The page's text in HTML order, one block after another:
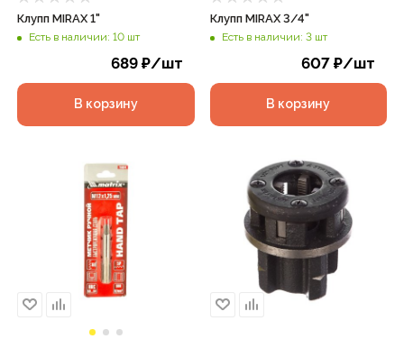
Клупп MIRAX 1"
Есть в наличии: 10 шт
689₽/шт
В корзину
Клупп MIRAX 3/4"
Есть в наличии: 3 шт
607 ₽/шт
В корзину